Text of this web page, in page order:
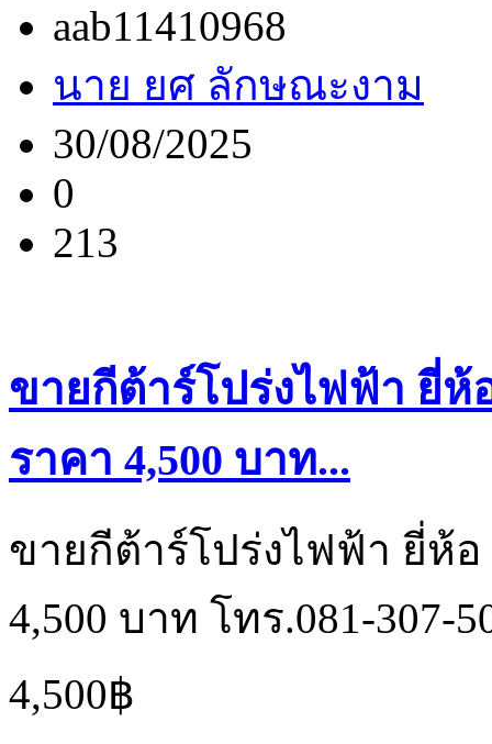
aab11410968
นาย ยศ ลักษณะงาม
30/08/2025
0
213
ขายกีต้าร์โปร่งไฟฟ้า ยี่ห้
ราคา 4,500 บาท...
ขายกีต้าร์โปร่งไฟฟ้า ยี่ห้อ
4,500 บาท โทร.081-307-
4,500฿